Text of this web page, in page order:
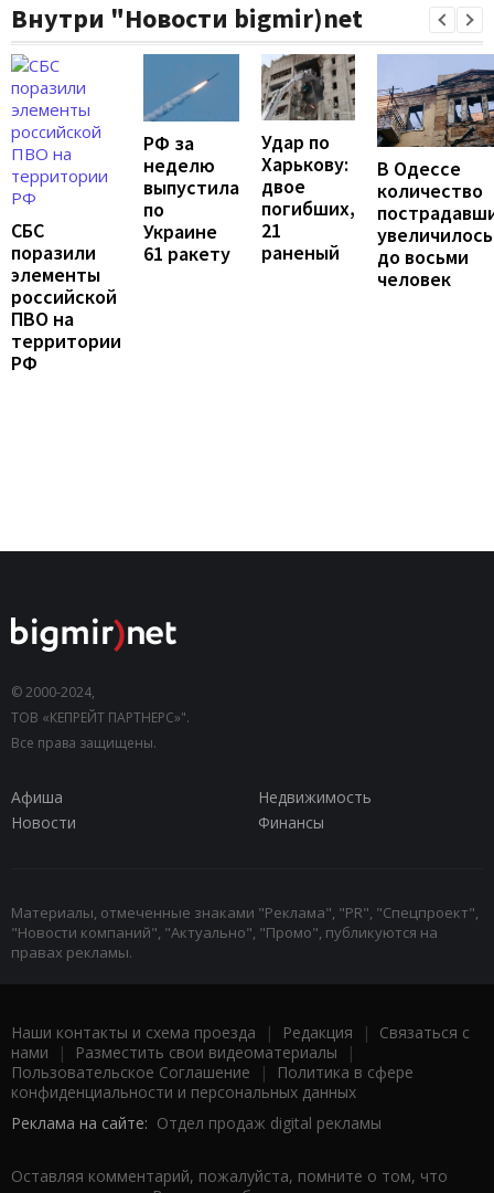
Внутри "Новости bigmir)net
СБС
поразили
элементы
российской
ПВО на
территории
РФ
РФ за
неделю
выпустила
по
Украине
61 ракету
Удар по
Харькову:
двое
погибших,
21
раненый
В Одессе
количество
увеличилось
до восьми
человек
© 2000-2024,
ТОВ «КЕПРЕЙТ ПАРТНЕРС»".
Все права защищены.
Афиша
Недвижимость
Новости
Финансы
Материалы, отмеченные знаками "Реклама", "PR", "Спецпроект",
"Новости компаний", "Актуально", "Промо", публикуются на
правах рекламы.
Наши контакты и схема проезда | Редакция | Связаться с
нами | Разместить свои видеоматериалы |
Пользовательское Соглашение |
Политика в сфере
конфиденциальности и персональных данных
Реклама на сайте: Отдел продаж digital рекламы
Оставляя комментарий, пожалуйста, помните о том, что